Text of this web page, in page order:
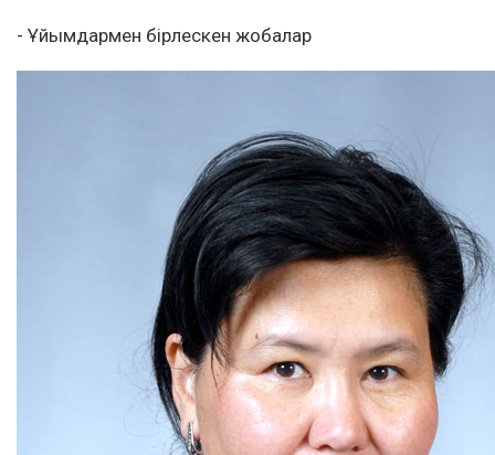
- Ұйымдармен бірлескен жобалар